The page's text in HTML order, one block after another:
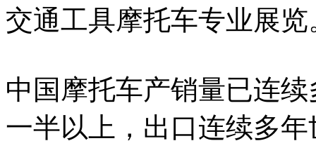
交通工具摩托车专业展览
中国摩托车产销量已连
一半以上，出口连续多